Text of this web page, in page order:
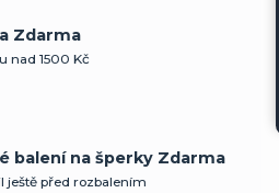
Zdarma
nad 1500 Kč
balení na šperky Zdarma
ještě před rozbalením